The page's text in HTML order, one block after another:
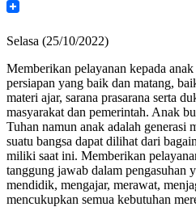
WeChat
Selasa (25/10/2022)
Memberikan pelayanan kepada
persiapan yang baik dan matang,
materi ajar, sarana prasarana serta
masyarakat dan pemerintah. Anak
Tuhan namun anak adalah generasi
suatu bangsa dapat dilihat dari
miliki saat ini. Memberikan
tanggung jawab dalam pengasuhan
mendidik, mengajar, merawat,
mencukupkan semua kebutuhan